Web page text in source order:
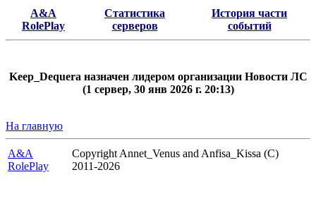
A&A
RolePlay
Статистика
серверов
История части
событий
Keep_Dequera назначен лидером организации Новости ЛС
(1 сервер, 30 янв 2026 г. 20:13)
На главную
A&A
RolePlay
Copyright Annet_Venus and Anfisa_Kissa (C)
2011-2026